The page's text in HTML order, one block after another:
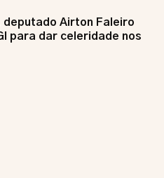
deputado Airton Faleiro
para dar celeridade nos